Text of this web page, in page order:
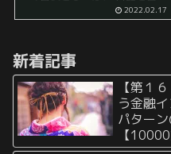
という習慣があるようです。 こ
れはネットでもよく見かける、
2022.02.17
新着記事
【第１
う金融
パター
【